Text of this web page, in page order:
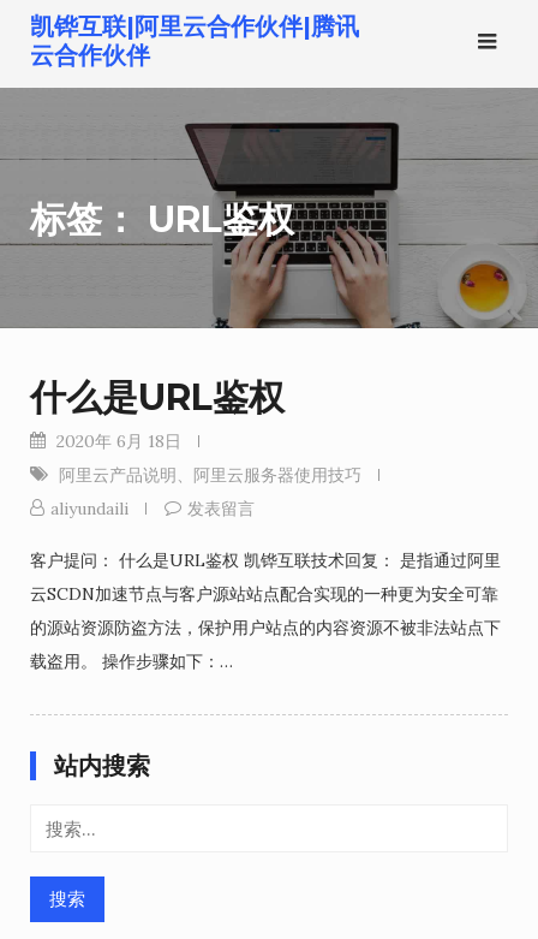
到
凯铧互联|阿里云合作伙伴|腾讯
云合作伙伴
标签： URL鉴权
什么是URL鉴权
2020年 6月 18日
阿里云产品说明、 阿里云服务器使用技巧
aliyundaili
发表留言
客户提问： 什么是URL鉴权 凯铧互联技术回复： 是指通过阿里
云SCDN加速节点与客户源站站点配合实现的一种更为安全可靠
的源站资源防盗方法，保护用户站点的内容资源不被非法站点下
载盗用。 操作步骤如下：…
站内搜索